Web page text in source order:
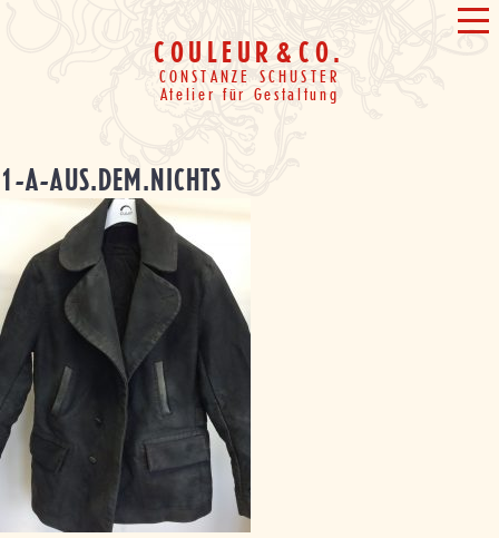
COULEUR & CO.
CONSTANZE SCHUSTER
Atelier für Gestaltung
1-A-AUS.DEM.NICHTS